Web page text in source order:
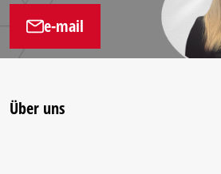
e-mail
Über uns